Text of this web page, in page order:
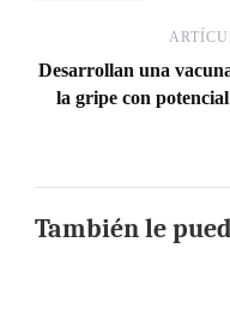
Desarrollan una
la gripe con
También le